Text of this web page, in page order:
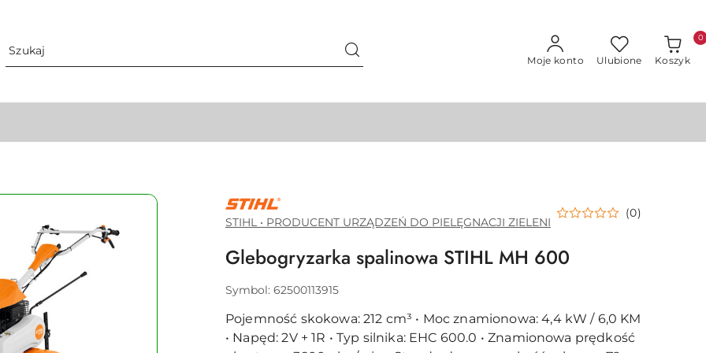
Moje konto Ulubione Koszyk
0
STIHL
•
PRODUCENT
URZĄDZEŃ
PIELĘGNACJI
ZIELENI
STIHL • PRODUCENT URZĄDZEŃ DO PIELĘGNACJI ZIELENI
(0)
Glebogryzarka spalinowa STIHL MH 600
Symbol: 62500113915
Pojemność skokowa: 212 cm³ • Moc znamionowa: 4,4 kW / 6,0 KM
• Napęd: 2V + 1R • Typ silnika: EHC 600.0 • Znamionowa prędkość